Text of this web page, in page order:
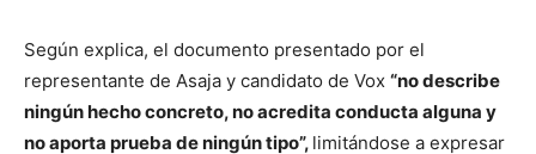
Según explica, el documento presentado por el
representante de Asaja y candidato de Vox “no describe
ningún hecho concreto, no acredita conducta alguna y
no aporta prueba de ningún tipo”, limitándose a expresar